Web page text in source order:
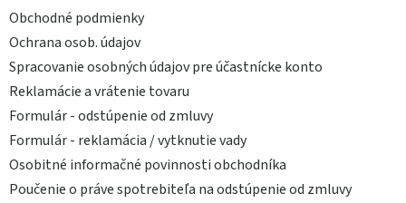
Obchodné podmienky
Ochrana osob. údajov
Spracovanie osobných údajov pre účastnícke konto
Reklamácie a vrátenie tovaru
Formulár - odstúpenie od zmluvy
Formulár - reklamácia / vytknutie vady
Osobitné informačné povinnosti obchodníka
Poučenie o práve spotrebiteľa na odstúpenie od zmluvy